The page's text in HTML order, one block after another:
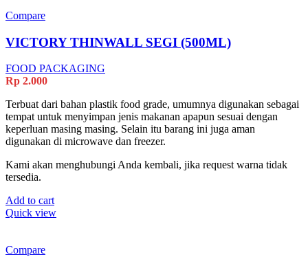
Compare
VICTORY THINWALL SEGI (500ML)
FOOD PACKAGING
Rp 2.000
Terbuat dari bahan plastik food grade, umumnya digunakan sebagai
tempat untuk menyimpan jenis makanan apapun sesuai dengan
keperluan masing masing. Selain itu barang ini juga aman
digunakan di microwave dan freezer.
Kami akan menghubungi Anda kembali, jika request warna tidak
tersedia.
Add to cart
Quick view
Compare